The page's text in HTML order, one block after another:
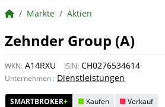
BörsenNEWS.de
Märkte Aktien
Zehnder Group (A)
WKN: A14RXU ISIN: CH0276534614
Unternehmen : Dienstleistungen
SMARTBROKER+ Kaufen Verkauf